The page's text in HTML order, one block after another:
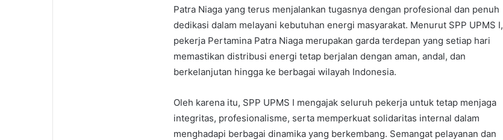
Patra Niaga yang terus menjalankan tugasnya dengan profesional dan penuh
dedikasi dalam melayani kebutuhan energi masyarakat. Menurut SPP UPMS I,
pekerja Pertamina Patra Niaga merupakan garda terdepan yang setiap hari
memastikan distribusi energi tetap berjalan dengan aman, andal, dan
berkelanjutan hingga ke berbagai wilayah Indonesia.
Oleh karena itu, SPP UPMS I mengajak seluruh pekerja untuk tetap menjaga
integritas, profesionalisme, serta memperkuat solidaritas internal dalam
menghadapi berbagai dinamika yang berkembang. Semangat pelayanan dan